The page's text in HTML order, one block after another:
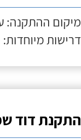
מיקום ההתקנה:
דרישות
התקנת דוד שמש